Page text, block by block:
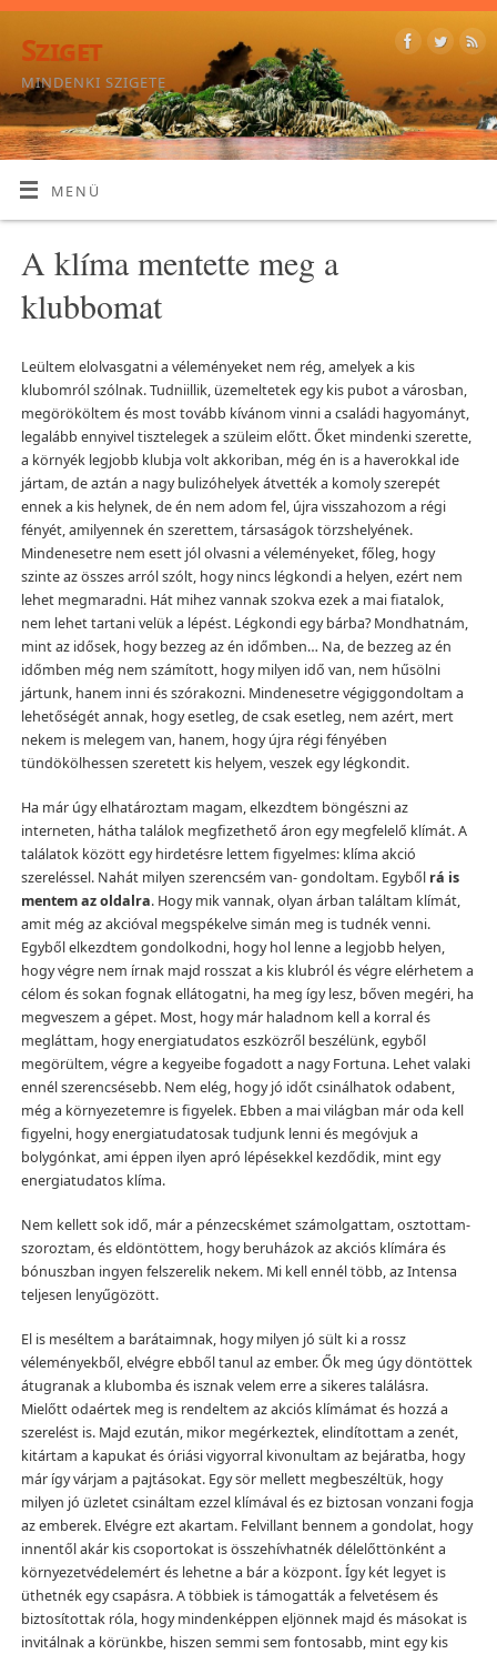
Sziget
MINDENKI SZIGETE
MENÜ
A klíma mentette meg a
klubbomat
Leültem elolvasgatni a véleményeket nem rég, amelyek a kis
klubomról szólnak. Tudniillik, üzemeltetek egy kis pubot a városban,
megörököltem és most tovább kívánom vinni a családi hagyományt,
legalább ennyivel tisztelegek a szüleim előtt. Őket mindenki szerette,
a környék legjobb klubja volt akkoriban, még én is a haverokkal ide
jártam, de aztán a nagy bulizóhelyek átvették a komoly szerepét
ennek a kis helynek, de én nem adom fel, újra visszahozom a régi
fényét, amilyennek én szerettem, társaságok törzshelyének.
Mindenesetre nem esett jól olvasni a véleményeket, főleg, hogy
szinte az összes arról szólt, hogy nincs légkondi a helyen, ezért nem
lehet megmaradni. Hát mihez vannak szokva ezek a mai fiatalok,
nem lehet tartani velük a lépést. Légkondi egy bárba? Mondhatnám,
mint az idősek, hogy bezzeg az én időmben… Na, de bezzeg az én
időmben még nem számított, hogy milyen idő van, nem hűsölni
jártunk, hanem inni és szórakozni. Mindenesetre végiggondoltam a
lehetőségét annak, hogy esetleg, de csak esetleg, nem azért, mert
nekem is melegem van, hanem, hogy újra régi fényében
tündökölhessen szeretett kis helyem, veszek egy légkondit.
Ha már úgy elhatároztam magam, elkezdtem böngészni az
interneten, hátha találok megfizethető áron egy megfelelő klímát. A
találatok között egy hirdetésre lettem figyelmes: klíma akció
szereléssel. Nahát milyen szerencsém van- gondoltam. Egyből rá is
mentem az oldalra. Hogy mik vannak, olyan árban találtam klímát,
amit még az akcióval megspékelve simán meg is tudnék venni.
Egyből elkezdtem gondolkodni, hogy hol lenne a legjobb helyen,
hogy végre nem írnak majd rosszat a kis klubról és végre elérhetem a
célom és sokan fognak ellátogatni, ha meg így lesz, bőven megéri, ha
megveszem a gépet. Most, hogy már haladnom kell a korral és
megláttam, hogy energiatudatos eszközről beszélünk, egyből
megörültem, végre a kegyeibe fogadott a nagy Fortuna. Lehet valaki
ennél szerencsésebb. Nem elég, hogy jó időt csinálhatok odabent,
még a környezetemre is figyelek. Ebben a mai világban már oda kell
figyelni, hogy energiatudatosak tudjunk lenni és megóvjuk a
bolygónkat, ami éppen ilyen apró lépésekkel kezdődik, mint egy
energiatudatos klíma.
Nem kellett sok idő, már a pénzecskémet számolgattam, osztottam-
szoroztam, és eldöntöttem, hogy beruházok az akciós klímára és
bónuszban ingyen felszerelik nekem. Mi kell ennél több, az Intensa
teljesen lenyűgözött.
El is meséltem a barátaimnak, hogy milyen jó sült ki a rossz
véleményekből, elvégre ebből tanul az ember. Ők meg úgy döntöttek
átugranak a klubomba és isznak velem erre a sikeres találásra.
Mielőtt odaértek meg is rendeltem az akciós klímámat és hozzá a
szerelést is. Majd ezután, mikor megérkeztek, elindítottam a zenét,
kitártam a kapukat és óriási vigyorral kivonultam az bejáratba, hogy
már így várjam a pajtásokat. Egy sör mellett megbeszéltük, hogy
milyen jó üzletet csináltam ezzel klímával és ez biztosan vonzani fogja
az emberek. Elvégre ezt akartam. Felvillant bennem a gondolat, hogy
innentől akár kis csoportokat is összehívhatnék délelőttönként a
környezetvédelemért és lehetne a bár a központ. Így két legyet is
üthetnék egy csapásra. A többiek is támogatták a felvetésem és
biztosítottak róla, hogy mindenképpen eljönnek majd és másokat is
invitálnak a körünkbe, hiszen semmi sem fontosabb, mint egy kis